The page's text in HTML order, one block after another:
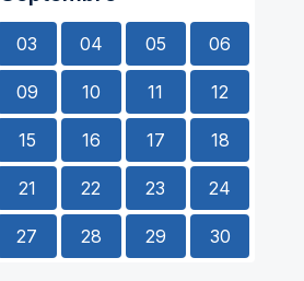
03 04 05 06
09 10 11 12
15 16 17 18
21 22 23 24
27 28 29 30